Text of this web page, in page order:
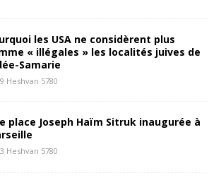
les USA ne considèrent plus
« illégales » les localités juives de
Samarie
Heshvan 5780
place Joseph Haïm Sitruk inaugurée à
Heshvan 5780